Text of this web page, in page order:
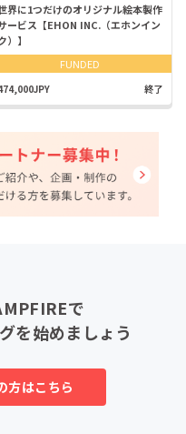
界に1つだけのオリジナル絵本製作
ービス【EHON INC.（エホンイン
）】
FUNDED
終了
で
を始めましょう
方はこちら